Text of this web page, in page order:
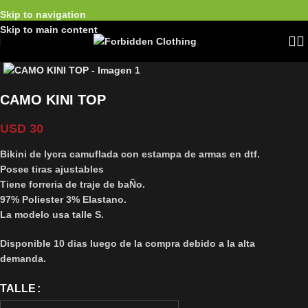
Skip to navigation
Skip to main content
CAMO KINI TOP
USD 30
Bikini de lycra camuflada con estampa de armas en dtf.
Posee tiras ajustables
Tiene forreria de traje de baÑo.
97% Poliester 3% Elastano.
La modelo usa talle S.
Disponible 10 dias luego de la compra debido a la alta
demanda.
TALLE